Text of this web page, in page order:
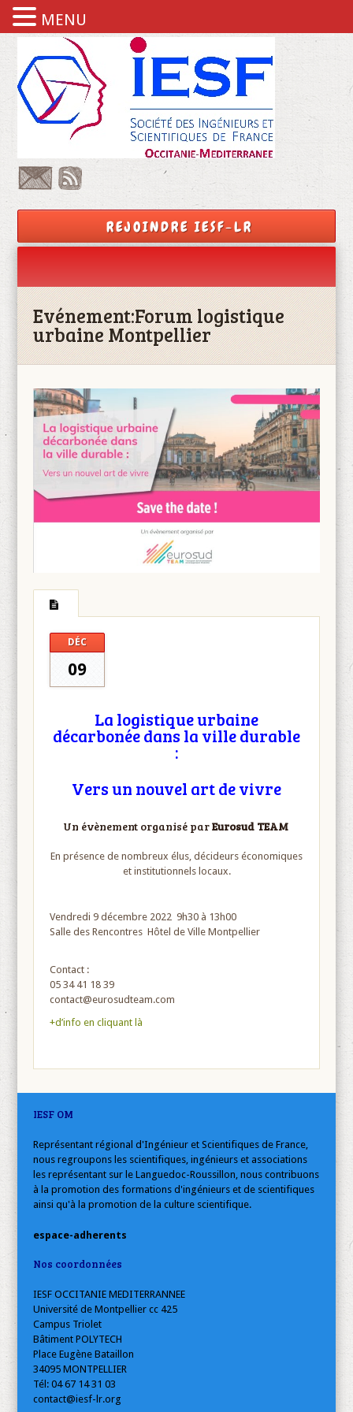
REJOINDRE IESF-LR
Evénement:Forum logistique
urbaine Montpellier
DÉC
09
La logistique urbaine
décarbonée dans la ville durable
:
Vers un nouvel art de vivre
Un évènement organisé parEurosud TEAM
En présence de nombreux élus, décideurs économiques
et institutionnels locaux.
Vendredi 9 décembre 20229h30 à 13h00
Salle des RencontresHôtel de VilleMontpellier
Contact :
05 34 41 18 39
contact@eurosudteam.com
+d’info en cliquant là
IESF OM
Représentant régional d'Ingénieur et Scientifiques de France,
nous regroupons les scientifiques, ingénieurs et associations
les représentant sur le Languedoc-Roussillon, nous contribuons
à la promotion des formations d'ingénieurs et de scientifiques
ainsi qu'à la promotion de la culture scientifique.
espace-adherents
Nos coordonnées
IESF OCCITANIE MEDITERRANNEE
Université de Montpellier cc 425
Campus Triolet
Bâtiment POLYTECH
Place Eugène Bataillon
34095 MONTPELLIER
Tél: 04 67 14 31 03
contact@iesf-lr.org
MENU